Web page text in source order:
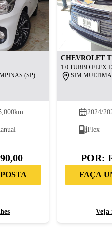
(SP)
km
CHEVROLET
1.0 TURBO FLEX
SIM
2024/
Flex
POR:
FAÇA
Veja